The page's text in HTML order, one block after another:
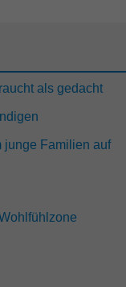
als gedacht
junge Familien auf